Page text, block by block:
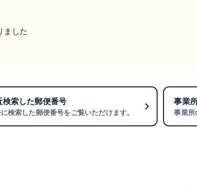
ました
検索した郵便番号
検索した郵便番号をご覧いただけます。
事業
事業所